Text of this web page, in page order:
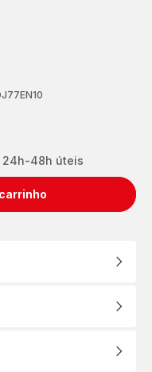
24h-48h úteis